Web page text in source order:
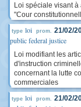
Loi spéciale visant
"Cour
type loi prom. 21/02/
public federal justice
Loi modifiant les
d'instruction
concernant la lutte
commerciales
type loi prom. 21/02/